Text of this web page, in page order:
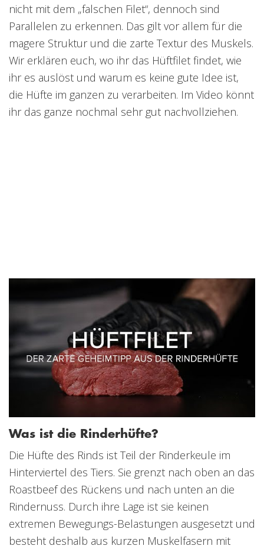
nicht mit dem „falschen Filet“, dennoch sind
Parallelen zu erkennen. Das gilt vor allem für die
magere Struktur und die zarte Textur des Muskels.
Wir erklären euch, wo ihr das Hüftfilet findet, wie
ihr es auslöst und warum es keine gute Idee ist,
die Hüfte im ganzen zu verarbeiten. Im Video könnt
ihr das ganze nochmal sehr gut nachvollziehen.
Was ist die Rinderhüfte?
Die Hüfte des Rinds ist Teil der Rinderkeule im
Hinterviertel des Tiers. Sie grenzt nach oben an das
Roastbeef des Rückens und nach unten an die
Rindernuss. Durch ihre Lage ist sie keinen
extremen Bewegungs-Belastungen ausgesetzt und
besteht deshalb aus kurzen Muskelfasern mit